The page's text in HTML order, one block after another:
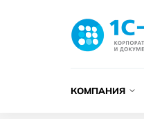
КОМПАНИЯ